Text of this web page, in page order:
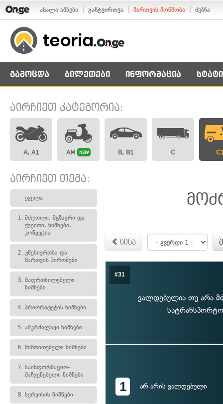
ახალი ამბები განტვირთვა მართვის მოწმობა ძებნა
გამოცდა ბილეთები ინფორმაცია
აირჩიეთ კატეგორია:
A, A1 AM NEW B, B1 C
აირჩიეთ თემა:
ყველა
1. მძღოლი, მგზავრი და
ქვეითი, ნიშნები,
კონვეცია
2. უწესივრობა და
მართვის პირობები
3. მაფრთხილებელი
ნიშნები
4. პრიორიტეტის ნიშნები
5. ამკრძალავი ნიშნები
6. მიმთითებელი ნიშნები
7. საინფორმაციო-
მაჩვენებელი ნიშნები
8. სერვისის ნიშნები
წინა
#31
ვალდებულია თუ არა
სატრანსპორტო
1 არ არის ვალდებული